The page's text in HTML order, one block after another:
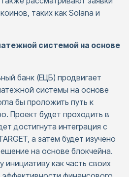
таких как Solana и
системой на основе
банк (ЕЦБ) продвигает
системы на основе
бы проложить путь к
Проект будет проходить в
достигнута интеграция с
а затем будет изучено
на основе блокчейна.
инициативу как часть своих